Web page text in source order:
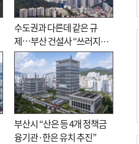
수도권과 다른데 같은 규
제…부산 건설사 “쓰러지기
직전”
부산시 “산은 등 4개 정책금
융기관·한은 유치 추진”